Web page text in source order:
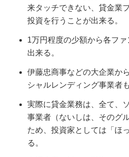
来タッチできない、貸金業
投資を行うことが出来る。
1万円程度の少額から各フ
出来る。
伊藤忠商事などの大企業か
シャルレンディング事業者
実際に貸金業務は、全て、
事業者（ないしは、そのグ
ため、投資家としては「ほ
る。